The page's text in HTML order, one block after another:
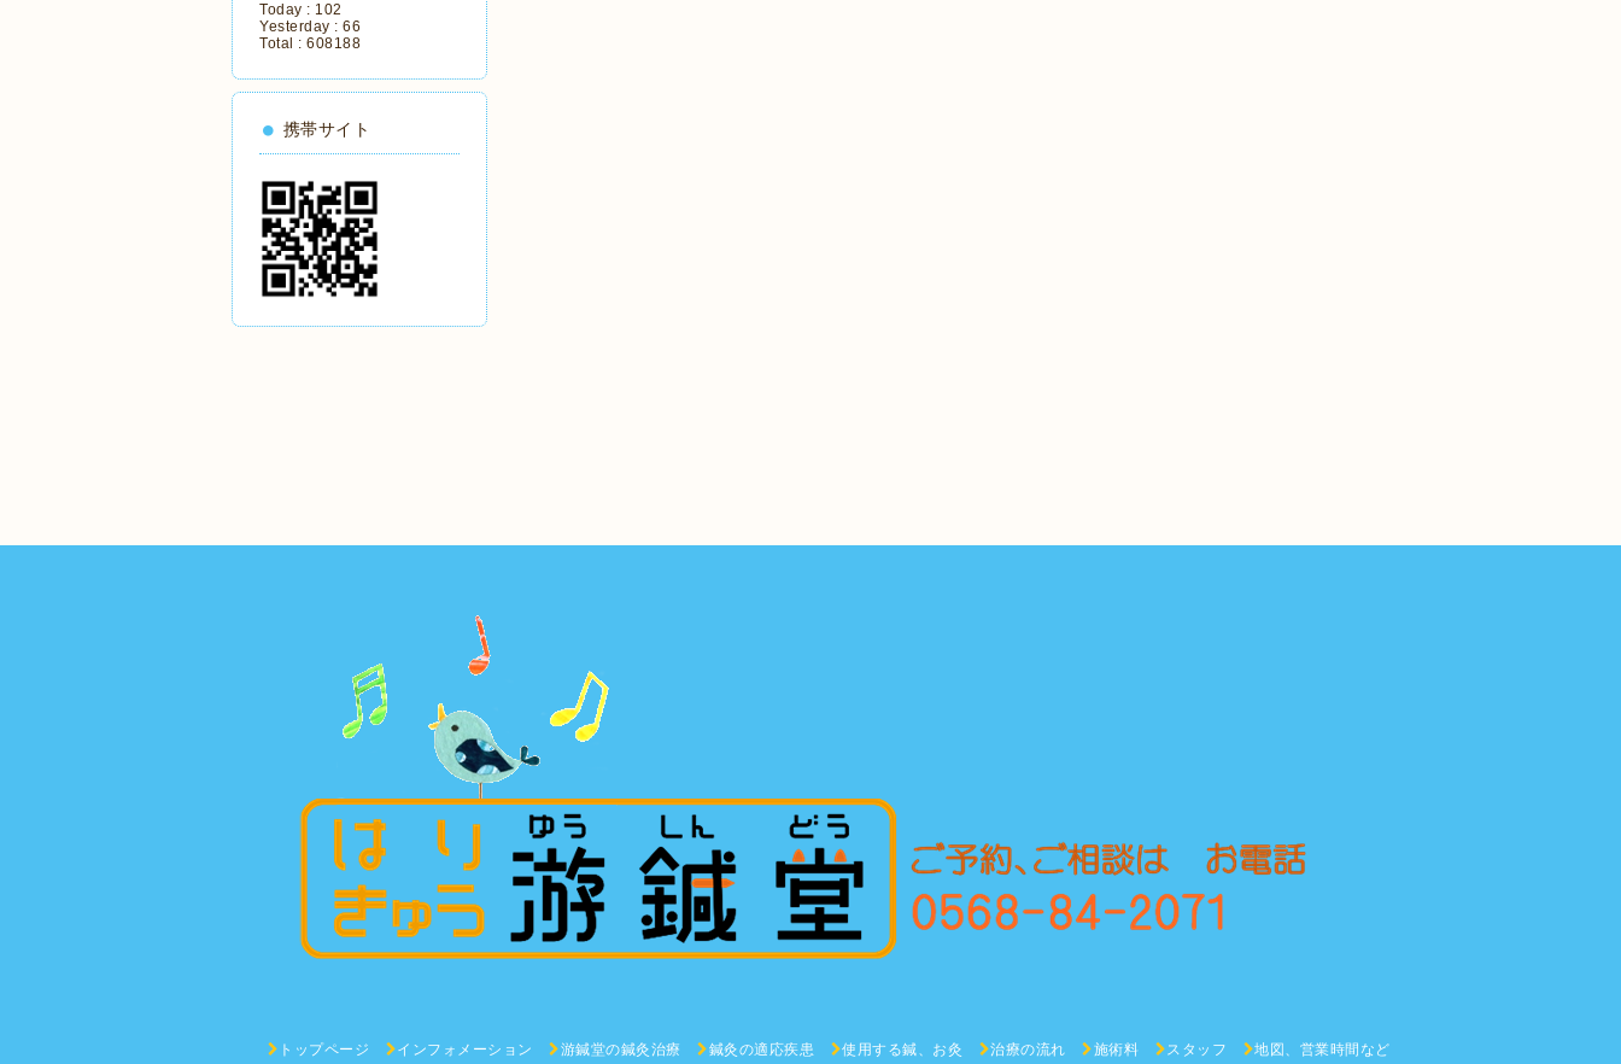
Today : 102
Yesterday : 66
Total : 608188
携帯サイト
トップページ インフォメーション 游鍼堂の鍼灸治療 鍼灸の適応疾患 使用する鍼、お灸 治療の流れ 施術料 スタッフ 地図、営業時間など